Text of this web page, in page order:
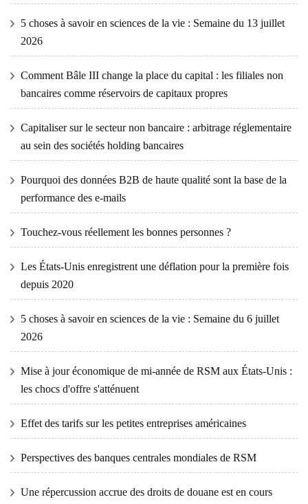
5 choses à savoir en sciences de la vie : Semaine du 13 juillet
2026
Comment Bâle III change la place du capital : les filiales non
bancaires comme réservoirs de capitaux propres
Capitaliser sur le secteur non bancaire : arbitrage réglementaire
au sein des sociétés holding bancaires
Pourquoi des données B2B de haute qualité sont la base de la
performance des e-mails
Touchez-vous réellement les bonnes personnes ?
Les États-Unis enregistrent une déflation pour la première fois
depuis 2020
5 choses à savoir en sciences de la vie : Semaine du 6 juillet
2026
Mise à jour économique de mi-année de RSM aux États-Unis :
les chocs d'offre s'atténuent
Effet des tarifs sur les petites entreprises américaines
Perspectives des banques centrales mondiales de RSM
Une répercussion accrue des droits de douane est en cours